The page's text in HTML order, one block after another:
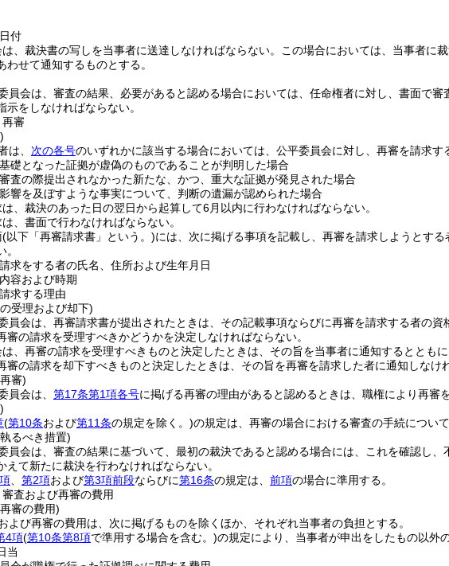
付
、裁決書の写しを当事者に送達しなければならない。 この場合においては、当事者に
わせて通知するものとする。
員会は、審査の結果、必要があると認める場合においては、任命権者に対し、書面で
示をしなければならない。
再審
は、 次の各号のいずれかに該当する場合においては、公平委員会に対し、再審を請求す
礎となった証拠が虚偽のものであることが判明した場合
査の際提出されなかった新たな、かつ、重大な証拠が発見された場合
響を及ぼすような事実について、判断の遺漏が認められた場合
、裁決のあった日の翌日から起算して6月以内に行わなければならない。
、書面で行わなければならない。
(以下「再審請求書」という。)には、次に掲げる事項を記載し、再審を請求しようとす
求をする者の氏名、住所および生年月日
容および時期
求する理由
受理および却下)
員会は、再審請求書が提出されたときは、その記載事項ならびに再審を請求する者の
審の請求を受理すべきかどうかを決定しなければならない。
、再審の請求を受理すべきものと決定したときは、その旨を当事者に通知するととも
審の請求を却下すべきものと決定したときは、その旨を再審を請求した者に通知しなけ
審)
員会は、 第17条第1項各号に掲げる再審の理由があると認めるときは、職権により再審
(第10条および第11条の規定を除く。)の規定は、再審の場合における審査の手続について
るべき措置)
員会は、審査の結果に基づいて、最初の裁決であると認める場合には、これを確認し
えて新たに裁決を行わなければならない。
第2項および第3項前段ならびに第16条の規定は、 前項の場合に準用する。
審査および再審の費用
審の費用)
よび再審の費用は、次に掲げるものを除くほか、それぞれ当事者の負担とする。
4項(第10条第8項で準用する場合を含む。)の規定により、当事者が申出をしたもの以外
当